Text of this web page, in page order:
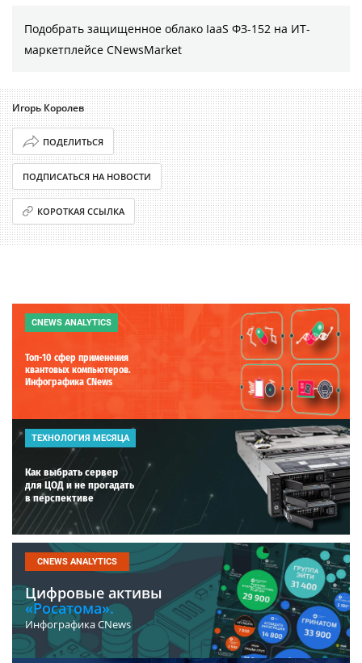
Подобрать защищенное облако IaaS ФЗ-152 на ИТ-
маркетплейсе CNewsMarket
Игорь Королев
ПОДЕЛИТЬСЯ
ПОДПИСАТЬСЯ НА НОВОСТИ
КОРОТКАЯ ССЫЛКА
CNEWS ANALYTICS
Топ-10 сфер применения
квантовых компьютеров.
Инфографика CNews
ТЕХНОЛОГИЯ МЕСЯЦА
Как выбрать сервер
для ЦОД и не прогадать
в перспективе
CNEWS ANALYTICS
Цифровые активы
«Росатома».
Инфографика CNews